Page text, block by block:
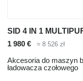
1 980 € ≈ 8 526 zł
Akcesoria do maszyn
ładowacza czołowego